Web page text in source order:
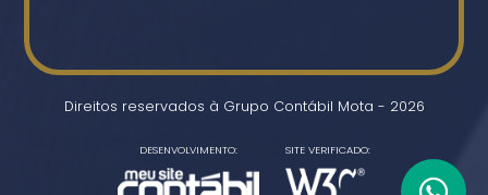
Direitos reservados à Grupo Contábil Mota - 2026
DESENVOLVIMENTO: SITE VERIFICADO: